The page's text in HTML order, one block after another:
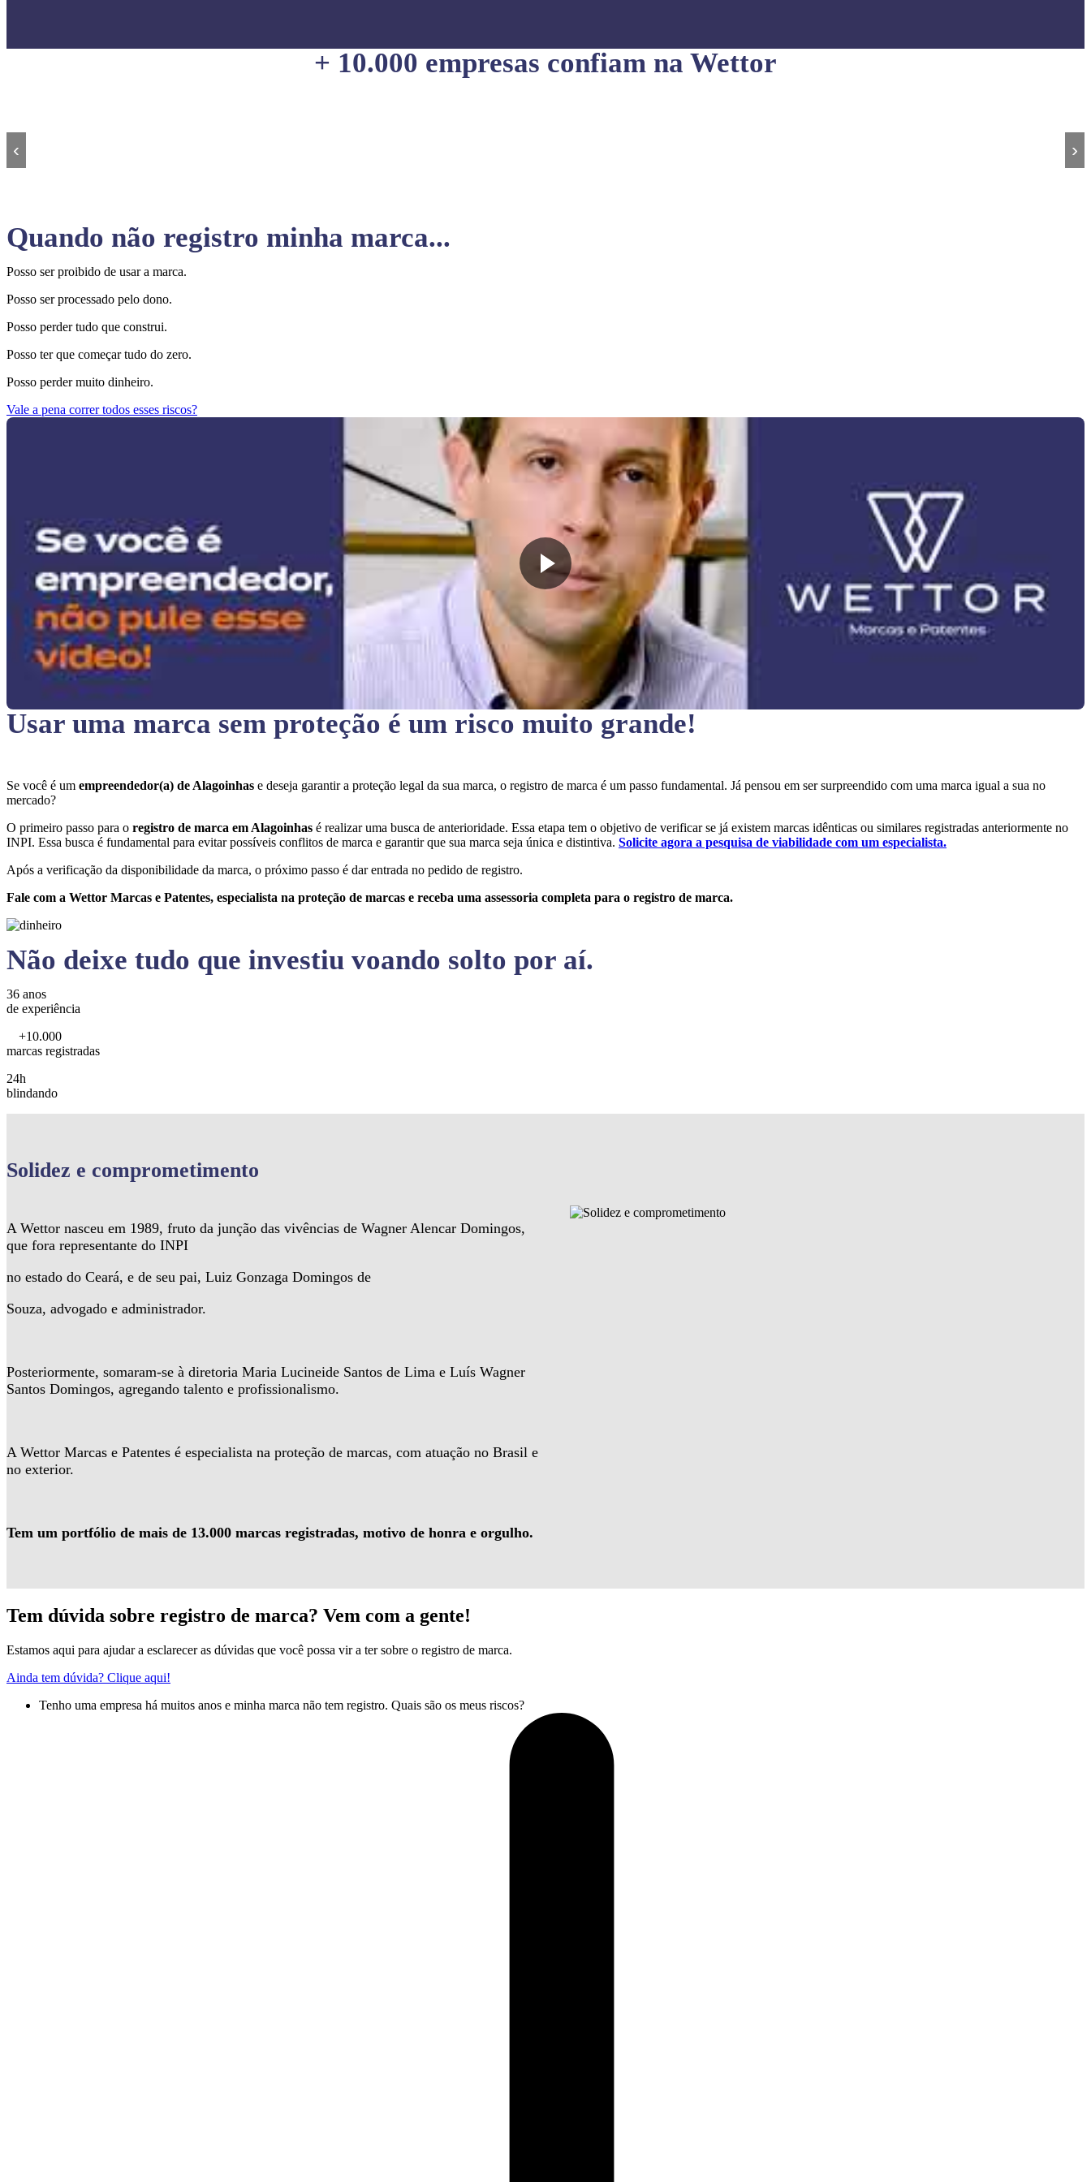
+ 10.000 empresas confiam na Wettor
‹ ›
Quando não registro minha marca...
Posso ser proibido de usar a marca.
Posso ser processado pelo dono.
Posso perder tudo que construi.
Posso ter que começar tudo do zero.
Posso perder muito dinheiro.
Vale a pena correr todos esses riscos?
Usar uma marca sem proteção é um risco muito grande!
Se você é um empreendedor(a) de Alagoinhas e deseja garantir a proteção legal da sua marca, o registro de marca é um passo fundamental. Já pensou em ser surpreendido com uma marca igual a sua no
mercado?
O primeiro passo para o registro de marca em Alagoinhas é realizar uma busca de anterioridade. Essa etapa tem o objetivo de verificar se já existem marcas idênticas ou similares registradas anteriormente no
INPI. Essa busca é fundamental para evitar possíveis conflitos de marca e garantir que sua marca seja única e distintiva. Solicite agora a pesquisa de viabilidade com um especialista.
Após a verificação da disponibilidade da marca, o próximo passo é dar entrada no pedido de registro.
Fale com a Wettor Marcas e Patentes, especialista na proteção de marcas e receba uma assessoria completa para o registro de marca.
Não deixe tudo que investiu voando solto por aí.
36 anos
de experiência
+10.000
marcas registradas
24h
blindando
Solidez e comprometimento
A Wettor nasceu em 1989, fruto da junção das vivências de Wagner Alencar Domingos,
que fora representante do INPI
no estado do Ceará, e de seu pai, Luiz Gonzaga Domingos de
Souza, advogado e administrador.
Posteriormente, somaram-se à diretoria Maria Lucineide Santos de Lima e Luís Wagner
Santos Domingos, agregando talento e profissionalismo.
A Wettor Marcas e Patentes é especialista na proteção de marcas, com atuação no Brasil e
no exterior.
Tem um portfólio de mais de 13.000 marcas registradas, motivo de honra e orgulho.
Tem dúvida sobre registro de marca? Vem com a gente!
Estamos aqui para ajudar a esclarecer as dúvidas que você possa vir a ter sobre o registro de marca.
Ainda tem dúvida? Clique aqui!
Tenho uma empresa há muitos anos e minha marca não tem registro. Quais são os meus riscos?